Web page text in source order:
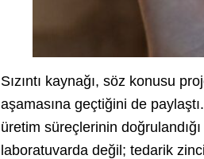
Sızıntı kaynağı, söz konusu
aşamasına geçtiğini de
üretim süreçlerinin
laboratuvarda değil; tedarik